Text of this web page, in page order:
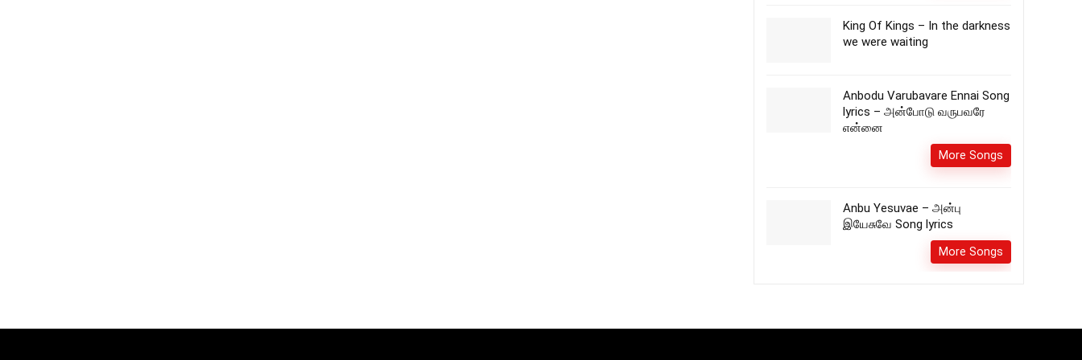
King Of Kings – In the darkness
we were waiting
Anbodu Varubavare Ennai Song
lyrics – அன்போடு வருபவரே
என்னை
More Songs
Anbu Yesuvae – அன்பு
இயேசுவே Song lyrics
More Songs